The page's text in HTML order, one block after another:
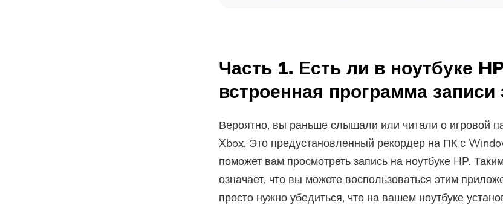
Часть 1. Есть ли в ноутбуке
встроенная программа записи
Вероятно, вы раньше слышали или читали о игровой
Xbox. Это предустановленный рекордер на ПК с
поможет вам просмотреть запись на ноутбуке HP.
означает, что вы можете воспользоваться этим
просто нужно убедиться, что на вашем ноутбуке